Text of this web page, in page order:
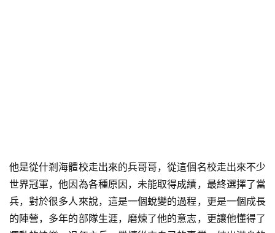
他是從什剎海體校走出來的兵哥哥，從這個名校走出來不少
世界冠軍，他因為各種原因，未能取得成績，最終選擇了當
兵，對於很多人來說，這是一個蛻變的過程，更是一個成長
的陣營，多年的部隊生涯，磨煉了他的意志，更讓他懂得了